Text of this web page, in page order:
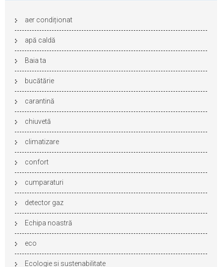
aer condiționat
apă caldă
Baia ta
bucătărie
carantină
chiuvetă
climatizare
confort
cumparaturi
detector gaz
Echipa noastră
eco
Ecologie si sustenabilitate